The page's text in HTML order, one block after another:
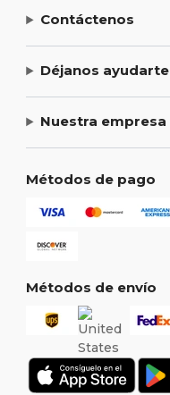
Contáctenos
Déjanos ayudarte
Nuestra empresa
Métodos de pago
Métodos de envío